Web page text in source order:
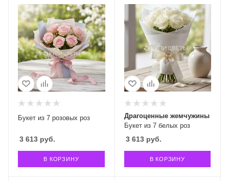
Букет из 7 розовых роз
3 613 руб.
В КОРЗИНУ
Букет из 7 белых роз
Драгоценные жемчужины
3 613руб.
В КОРЗИНУ